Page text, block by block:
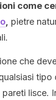
come
pietre
che
tipo
pareti lisce.